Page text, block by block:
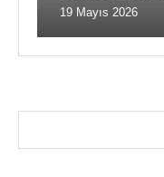
19 Mayıs 2026